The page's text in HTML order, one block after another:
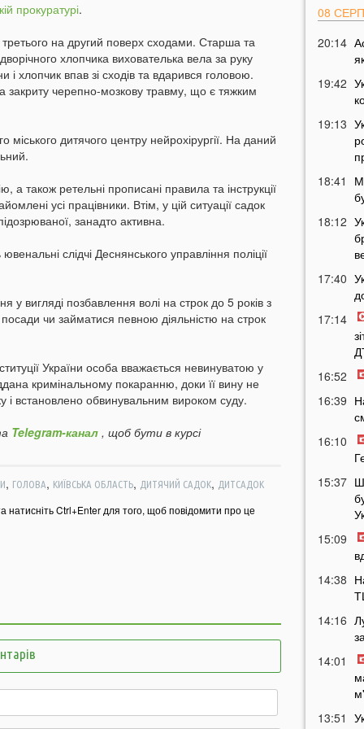
прокуратурі.
на другий поверх сходами. Старша та
хлопчика вихователька вела за руку
і хлопчик впав зі сходів та вдарився головою.
закриту черепно-мозкову травму, що є тяжким
міського дитячого центру нейрохірургії. На даний
також ретельні прописані правила та інструкції
усі працівники. Втім, у цій ситуації садок
занадто активна.
слідчі Деснянського управління поліції
у вигляді позбавлення волі на строк до 5 років з
чи займатися певною діяльністю на строк
України особа вважається невинуватою у
кримінальному покаранню, доки її вину не
і встановлено обвинувальним вироком суду.
Telegram-канал , щоб бути в курсі
, ГОЛОВА, КИЇВСЬКА ОБЛАСТЬ, ДИТЯЧИЙ САДОК, ДИТСАДОК
натисніть Ctrl+Enter для того, щоб повідомити про це
08
20:14
19:42
19:13
18:41
18:12
17:40
17:14
16:52
16:39
16:10
15:37
15:09
14:38
14:16
14:01
13:51